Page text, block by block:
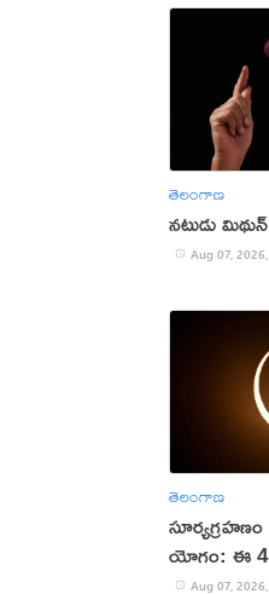
తెలంగాణ
నటుడు మిథున్
Aug 07,
తెలంగాణ
సూర్యగ్రహణం
యోగం: ఈ 4
Aug 07,